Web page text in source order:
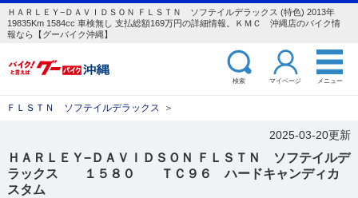
ＨＡＲＬＥＹ−ＤＡＶＩＤＳＯＮ ＦＬＳＴＮ ソフテイルデラックス (特色) 2013年
19835Km 1584cc 車検無し 支払総額169万円の詳細情報。ＫＭＣ 沖縄店のバイク情
報なら【グーバイク沖縄】
検索 マイページ メニュー
ＦＬＳＴＮ ソフテイルデラックス ＞
2025-03-20更新
ＨＡＲＬＥＹ−ＤＡＶＩＤＳＯＮ ＦＬＳＴＮ ソフテイルデ
ラックス １５８０ ＴＣ９６ ハードキャンディカ
スタム